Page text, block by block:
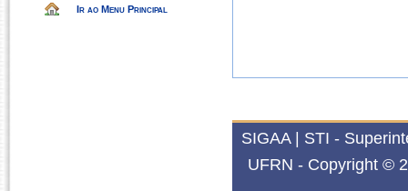
Ir ao Menu Principal
SIGAA | STI -
UFRN - Copyright ©